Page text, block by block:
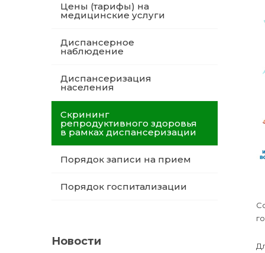
Цены (тарифы) на
медицинские услуги
Диспансерное
наблюдение
Диспансеризация
населения
Скрининг
репродуктивного здоровья
в рамках диспансеризации
Порядок записи на прием
Порядок госпитализации
Новости